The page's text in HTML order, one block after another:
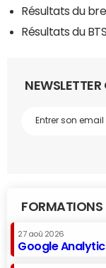
Résultats du
Résultats du
FORMATIONS
27 aoû 2026
Google